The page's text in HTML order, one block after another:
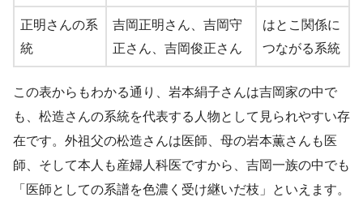
正明さんの系
統
吉岡正明さん、吉岡守
正さん、吉岡俊正さん
はとこ関係に
つながる系統
この表からもわかる通り、岩本絹子さんは吉岡家の中で
も、松造さんの系統を代表する人物として見られやすい存
在です。外祖父の松造さんは医師、母の岩本薫さんも医
師、そして本人も産婦人科医ですから、吉岡一族の中でも
「医師としての系譜を色濃く受け継いだ枝」といえます。